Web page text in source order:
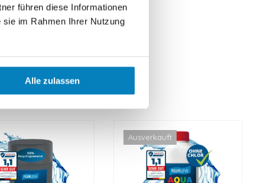
führen diese Informationen
im Rahmen Ihrer Nutzung
Alle zulassen
Ausverkauft